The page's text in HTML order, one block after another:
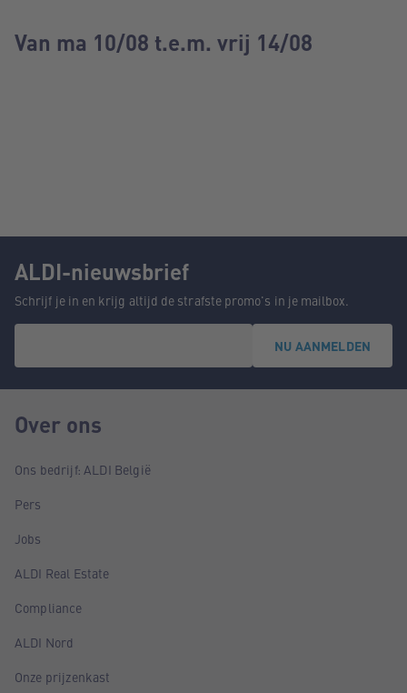
Van ma 10/08 t.e.m. vrij 14/08
ALDI-nieuwsbrief
Schrijf je in en krijg altijd de strafste promo's in je mailbox.
NU AANMELDEN
Over ons
Ons bedrijf: ALDI België
Pers
Jobs
ALDI Real Estate
Compliance
ALDI Nord
Onze prijzenkast